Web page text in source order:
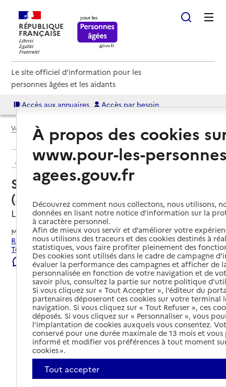
RÉPUBLIQUE
FRANÇAISE
Le site officiel d'information pour les
personnes âgées et les aidants
Accès aux annuaires Accès par besoin
Voir le fil d’Ariane
Retour aux résultats de l'annuaire
Service autonomie à domicile
(aide) – Services du CCAS
Le Teich, GIRONDE
Mis à jour le22/07/2026
Rechercher les établissements et services autour de Le
Teich.
Signaler une erreur
À propos des cookies
www.pour-les-
agees.gouv.fr
Découvrez comment nous collectons, nous utilisons,
données en lisant notre notice d’information sur la
à caractère personnel.
Afin de mieux vous servir et d’améliorer votre
nous utilisons des traceurs et des cookies destinés à
statistiques, vous faire profiter pleinement des
Des cookies sont utilisés dans le cadre de campagne
évaluer la performance des campagnes et afficher de
personnalisée en fonction de votre navigation et de
savoir plus, consultez la partie sur notre politique
Si vous cliquez sur « Tout Accepter », l’éditeur du
partenaires déposeront ces cookies sur votre terminal
navigation. Si vous cliquez sur « Tout Refuser », ces
déposés. Si vous cliquez sur « Personnaliser », vous
l’implantation de cookies auxquels vous consentez.
conservé pour une durée maximale de 13 mois et
informé et modifier vos préférences à tout moment
cookies ».
Tout accepter